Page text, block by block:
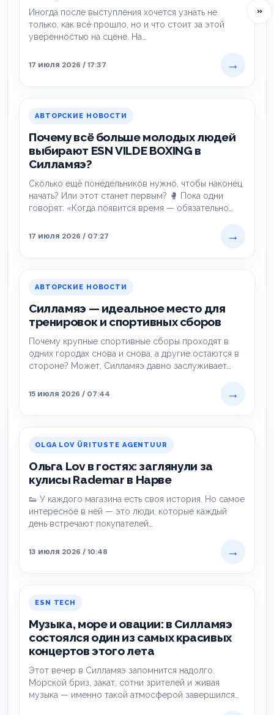
Иногда после выступления хочется узнать не
только, как всё прошло, но и что стоит за этой
уверенностью на сцене. На…
17 июля 2026 / 17:37 →
АВТОРСКИЕ НОВОСТИ
Почему всё больше молодых людей
выбирают ESN VILDE BOXING в
Силламяэ?
Сколько ещё понедельников нужно, чтобы наконец
начать? Или этот станет первым? 🥊 Пока одни
говорят: «Когда появится время — обязательно…
17 июля 2026 / 07:27 →
АВТОРСКИЕ НОВОСТИ
Силламяэ — идеальное место для
тренировок и спортивных сборов
Почему крупные спортивные сборы проходят в
одних городах снова и снова, а другие остаются в
стороне? Может, Силламяэ давно заслуживает…
15 июля 2026 / 07:44 →
OLGA LOV ÜRITUSTE AGENTUUR
Ольга Lov в гостях: заглянули за
кулисы Rademar в Нарве
👟 У каждого магазина есть своя история. Но самое
интересное в ней — это люди, которые каждый
день встречают покупателей…
13 июля 2026 / 10:48 →
ESN TECH
Музыка, море и овации: в Силламяэ
состоялся один из самых красивых
концертов этого лета
Этот вечер в Силламяэ запомнится надолго.
Морской бриз, закат, сотни зрителей и живая
музыка — именно такой атмосферой завершился
»